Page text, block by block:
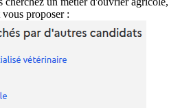
proposer :